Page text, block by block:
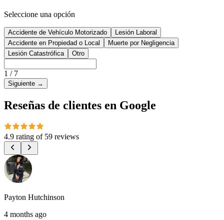
Seleccione una opción
Accidente de Vehículo Motorizado
Lesión Laboral
Accidente en Propiedad o Local
Muerte por Negligencia
Lesión Catastrófica
Otro
1 / 7
Siguiente →
Reseñas de clientes en Google
4.9 rating of 59 reviews
Payton Hutchinson
4 months ago